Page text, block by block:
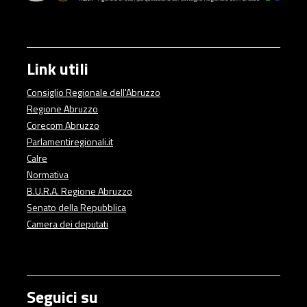
Link utili
Consiglio Regionale dell'Abruzzo
Regione Abruzzo
Corecom Abruzzo
Parlamentiregionali.it
Calre
Normativa
B.U.R.A. Regione Abruzzo
Senato della Repubblica
Camera dei deputati
Seguici su